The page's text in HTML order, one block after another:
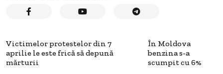
Victimelor protestelor din 7
aprilie le este frică să depună
mărturii
În Moldova
benzina s-a
scumpit cu 6%